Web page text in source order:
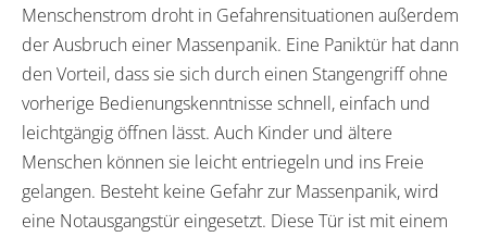
Menschenstrom droht in Gefahrensituationen außerdem
der Ausbruch einer Massenpanik. Eine Paniktür hat dann
den Vorteil, dass sie sich durch einen Stangengriff ohne
vorherige Bedienungskenntnisse schnell, einfach und
leichtgängig öffnen lässt. Auch Kinder und ältere
Menschen können sie leicht entriegeln und ins Freie
gelangen. Besteht keine Gefahr zur Massenpanik, wird
eine Notausgangstür eingesetzt. Diese Tür ist mit einem